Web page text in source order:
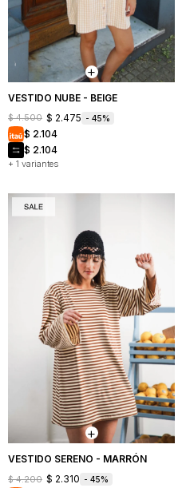
VESTIDO NUBE - BEIGE
+ 1 variantes
$ 4.500 $ 2.475 45
$ 2.104
$ 2.104
VESTIDO SERENO - MARRÓN
$ 4.200 $ 2.310 45
Buzos
y
sacos
Shorts
y
faldas
Mochilas
y
Carteras
Bufandas